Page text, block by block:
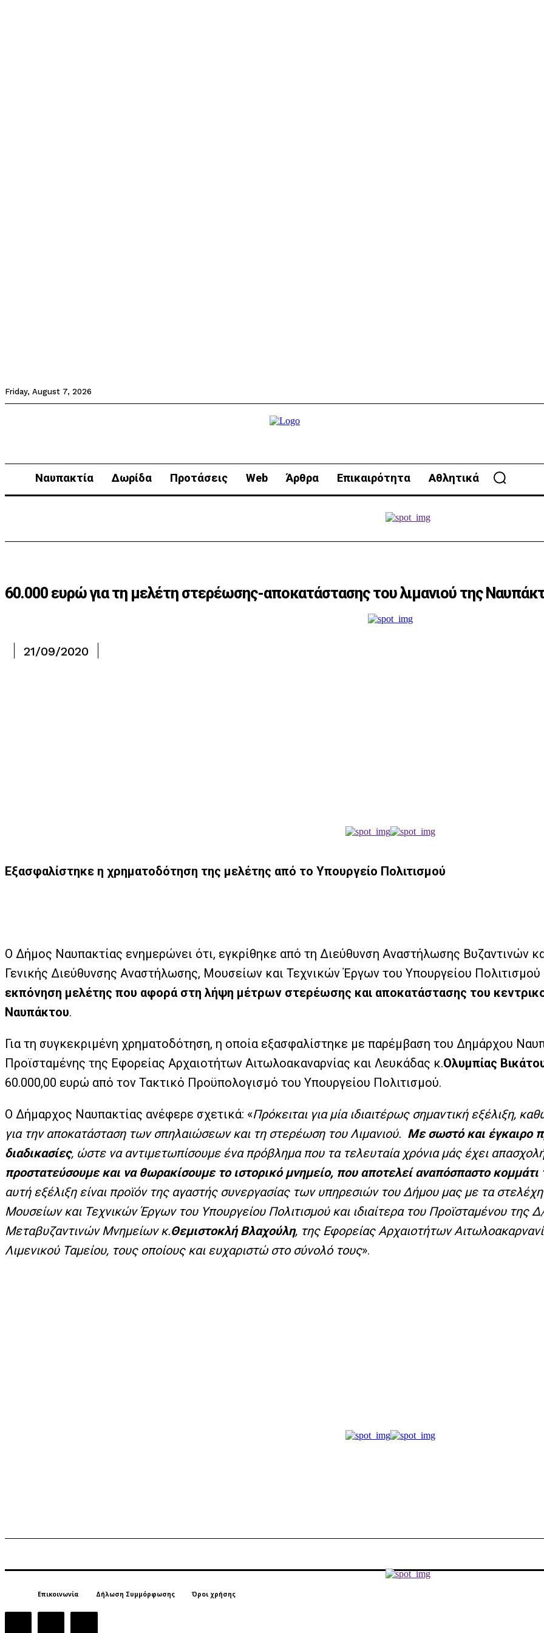
Friday, August 7, 2026
Ναυπακτία Δωρίδα Προτάσεις Web Άρθρα Επικαιρότητα Αθλητικά
60.000 ευρώ για τη μελέτη στερέωσης-αποκατάστασης του λιμανιού της
21/09/2020
Εξασφαλίστηκε η χρηματοδότηση της μελέτης από το Υπουργείο Πολιτισμού
Ο Δήμος Ναυπακτίας ενημερώνει ότι, εγκρίθηκε από τη Διεύθυνση Αναστήλωσης Βυζαντινών
Γενικής Διεύθυνσης Αναστήλωσης, Μουσείων και Τεχνικών Έργων του Υπουργείου
εκπόνηση μελέτης που αφορά στη λήψη μέτρων στερέωσης και αποκατάστασης του
Ναυπάκτου.
Για τη συγκεκριμένη χρηματοδότηση, η οποία εξασφαλίστηκε με παρέμβαση του Δημάρχου
Προϊσταμένης της Εφορείας Αρχαιοτήτων Αιτωλοακαναρνίας και Λευκάδας κ.Ολυμπίας
60.000,00 ευρώ από τον Τακτικό Προϋπολογισμό του Υπουργείου Πολιτισμού.
Ο Δήμαρχος Ναυπακτίας ανέφερε σχετικά: «Πρόκειται για μία ιδιαιτέρως σημαντική εξέλιξη,
για την αποκατάσταση των σπηλαιώσεων και τη στερέωση του Λιμανιού. Με σωστό και έγκαιρο
διαδικασίες, ώστε να αντιμετωπίσουμε ένα πρόβλημα που τα τελευταία χρόνια μάς έχει
προστατεύσουμε και να θωρακίσουμε το ιστορικό μνημείο, που αποτελεί αναπόσπαστο
αυτή εξέλιξη είναι προϊόν της αγαστής συνεργασίας των υπηρεσιών του Δήμου μας με τα
Μουσείων και Τεχνικών Έργων του Υπουργείου Πολιτισμού και ιδιαίτερα του Προϊσταμένου της
Μεταβυζαντινών Μνημείων κ.Θεμιστοκλή Βλαχούλη, της Εφορείας Αρχαιοτήτων
Λιμενικού Ταμείου, τους οποίους και ευχαριστώ στο σύνολό τους».
Επικοινωνία Δήλωση Συμμόρφωσης Όροι χρήσης